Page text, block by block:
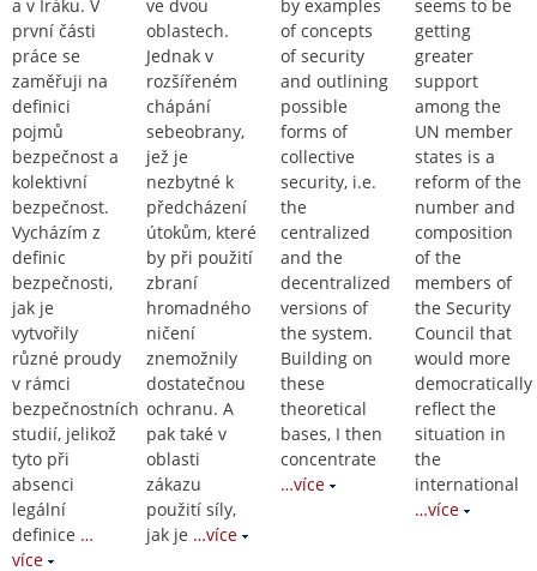
a v Iráku. V
první části
práce se
zaměřuji na
definici
pojmů
bezpečnost a
kolektivní
bezpečnost.
Vycházím z
definic
bezpečnosti,
jak je
vytvořily
různé proudy
v rámci
bezpečnostních
studií, jelikož
tyto při
absenci
legální
definice …
více
ve dvou
oblastech.
Jednak v
rozšířeném
chápání
sebeobrany,
jež je
nezbytné k
předcházení
útokům, které
by při použití
zbraní
hromadného
ničení
znemožnily
dostatečnou
ochranu. A
pak také v
oblasti
zákazu
použití síly,
jak je …více
by examples
of concepts
of security
and outlining
possible
forms of
collective
security, i.e.
the
centralized
and the
decentralized
versions of
the system.
Building on
these
theoretical
bases, I then
concentrate
…více
seems to be
getting
greater
support
among the
UN member
states is a
reform of the
number and
composition
of the
members of
the Security
Council that
would more
democratically
reflect the
situation in
the
international
…více